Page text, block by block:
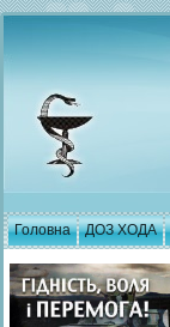
Головна ДОЗ ХОДА